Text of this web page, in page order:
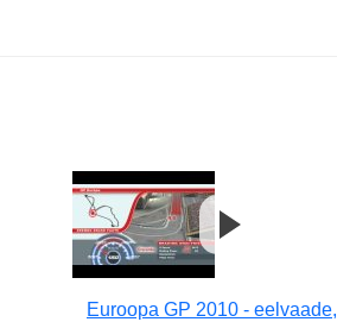
Euroopa GP 2010 - eelvaade,